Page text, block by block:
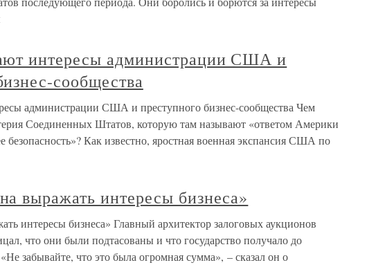
интересы администрации США и
сообщества
администрации США и преступного бизнес-сообщества Чем
Соединенных Штатов, которую там называют «ответом Америки
безопасность»? Как известно, яростная военная экспансия США по
выражать интересы бизнеса»
интересы бизнеса» Главный архитектор залоговых аукционов
что они были подтасованы и что государство получало до
забывайте, что это была огромная сумма», – сказал он о